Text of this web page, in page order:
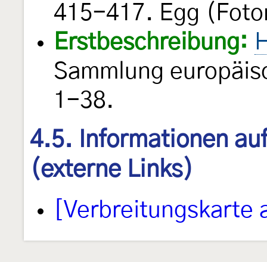
415-417. Egg
Erstbeschreibung:
Sammlung
1-38.
4.5. Informationen
(externe Links)